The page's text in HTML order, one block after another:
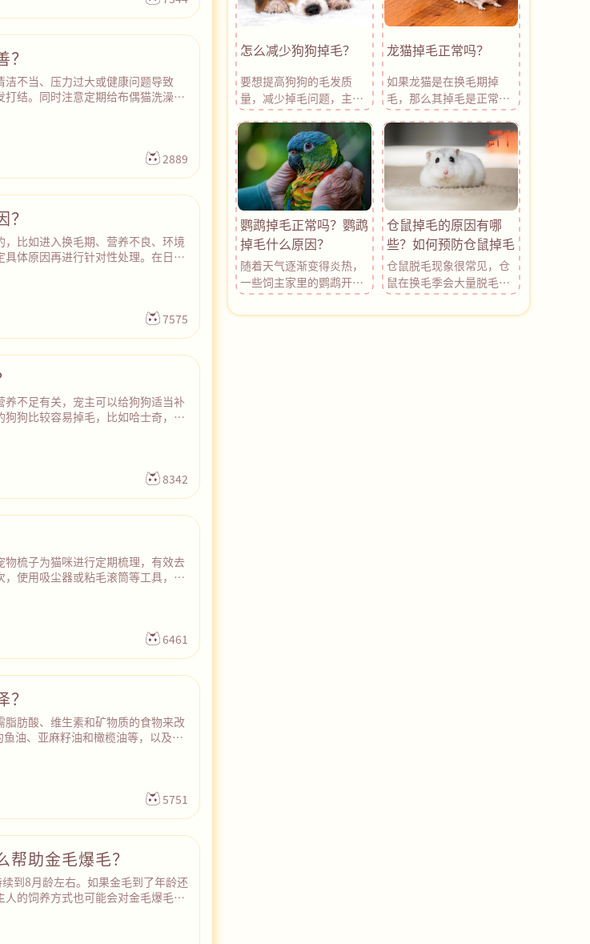
不当、压力过大或健康问题导致
结。同时注意定期给布偶猫洗澡，
。其次，注意不要给猫咪吃太咸、
生素，有助于改善皮肤和毛发健
你的布偶猫去兽医那里进行检查。
2889
比如进入换毛期、营养不良、环境
体原因再进行针对性处理。在日常
，减少兔子身上的毛发脱落。其
足够的蛋白质、维生素和矿物质，
子的掉毛伴随其他不适症状，需要
7575
不足有关，宠主可以给狗狗适当补
狗比较容易掉毛，比如哈士奇，金
脱落的情况。另外，如果狗狗长期
、水碗特别脏，容易感染湿疹、皮
化，新陈代谢速度变慢，也容易出
8342
梳子为猫咪进行定期梳理，有效去
使用吸尘器或粘毛滚筒等工具，清
的家具可以直接用抹布沾水之后擦
容易清理掉。另外，没有吸尘器和
毛，保持室内适宜的湿度也有助于
6461
肪酸、维生素和矿物质的食物来改
油、亚麻籽油和橄榄油等，以及适
外，猫咪作为肉食动物，需要蛋白
。因此，为猫咪提供高品质的蛋白
入、适量的运动以及良好的睡眠，
5751
助金毛爆毛？
到8月龄左右。如果金毛到了年龄还
的饲养方式也可能会对金毛爆毛造
金毛爆毛的方法。
怎么减少狗狗掉毛？
要想提高狗狗的毛发质
量，减少掉毛问题，主人
要注意为狗狗做好以下几
点：补充足够的水分和营
养、勤梳理毛发、维持良
好的环境卫生、定期洗
澡、适当晒太阳、定期驱
虫等。营养不良、生活环
境卫生差、寄生虫感染或
细菌感染等都是导致狗狗
大量掉毛、毛发质量差的
原因，所以主人要做好相
关预防措施，避免狗狗出
现毛发问题。
龙猫掉毛正常吗？
如果龙猫是在换毛期掉
毛，那么其掉毛是正常
的。但是某些情况也是会
导致龙猫出现异常掉毛症
状的，宠主还需正确分辨
龙猫掉毛的原因。今天氧
宠博士就主要带大家了解
一下常见的导致龙猫掉毛
的原因，希望可以加深你
对龙猫掉毛情况的了解。
鹦鹉掉毛正常吗？鹦鹉
掉毛什么原因？
随着天气逐渐变得炎热，
一些饲主家里的鹦鹉开始
出现大量掉毛的现象，这
是怎么回事呢？鹦鹉大量
仓鼠掉毛的原因有哪
些？如何预防仓鼠掉毛
仓鼠脱毛现象很常见，仓
鼠在换毛季会大量脱毛
了，但是仓鼠掉毛除了季
节性换毛这一原因之外，